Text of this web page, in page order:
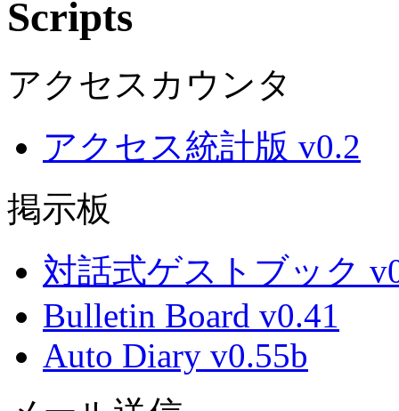
アクセスカウンタ
アクセス統計版 v0.2
掲示板
対話式ゲストブック
Bulletin Board v0.41
Auto Diary v0.55b